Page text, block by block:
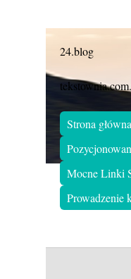
24.blog
Strona główna
Mocne Linki
Prowadzenie